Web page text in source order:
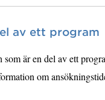
av ett program
är en del av ett
om